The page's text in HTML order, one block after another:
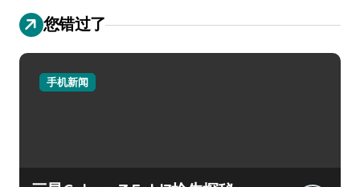
您错过了
手机新闻